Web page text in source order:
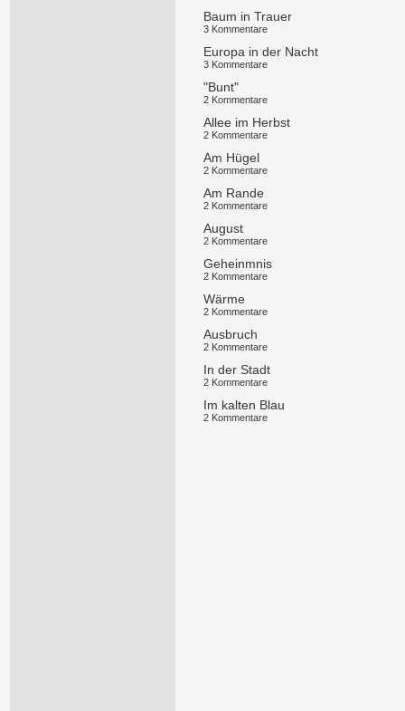
Baum in Trauer
3 Kommentare
Europa in der Nacht
3 Kommentare
"Bunt"
2 Kommentare
Allee im Herbst
2 Kommentare
Am Hügel
2 Kommentare
Am Rande
2 Kommentare
August
2 Kommentare
Geheinmnis
2 Kommentare
Wärme
2 Kommentare
Ausbruch
2 Kommentare
In der Stadt
2 Kommentare
Im kalten Blau
2 Kommentare